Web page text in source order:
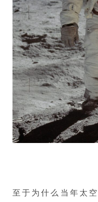
至于为什么当年太